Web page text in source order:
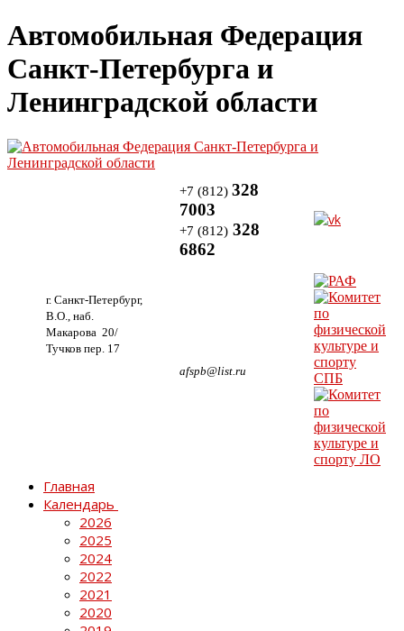
Автомобильная Федерация
Санкт-Петербурга и
Ленинградской области
г. Санкт-Петербург,
В.О., наб.
Макарова 20/
Тучков пер. 17
+7 (812) 328
7003
+7 (812) 328
6862
afspb@list.ru
Главная
Календарь
2026
2025
2024
2022
2021
2020